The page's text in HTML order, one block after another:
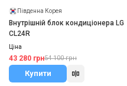
Південна Корея
Внутрішній блок кондиціонера LG
CL24R
Ціна
43 280 грн54 100 грн
Купити